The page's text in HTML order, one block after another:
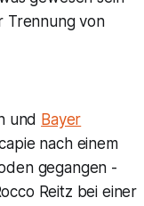
Trennung von
und Bayer
nach einem
gegangen -
Reitz bei einer